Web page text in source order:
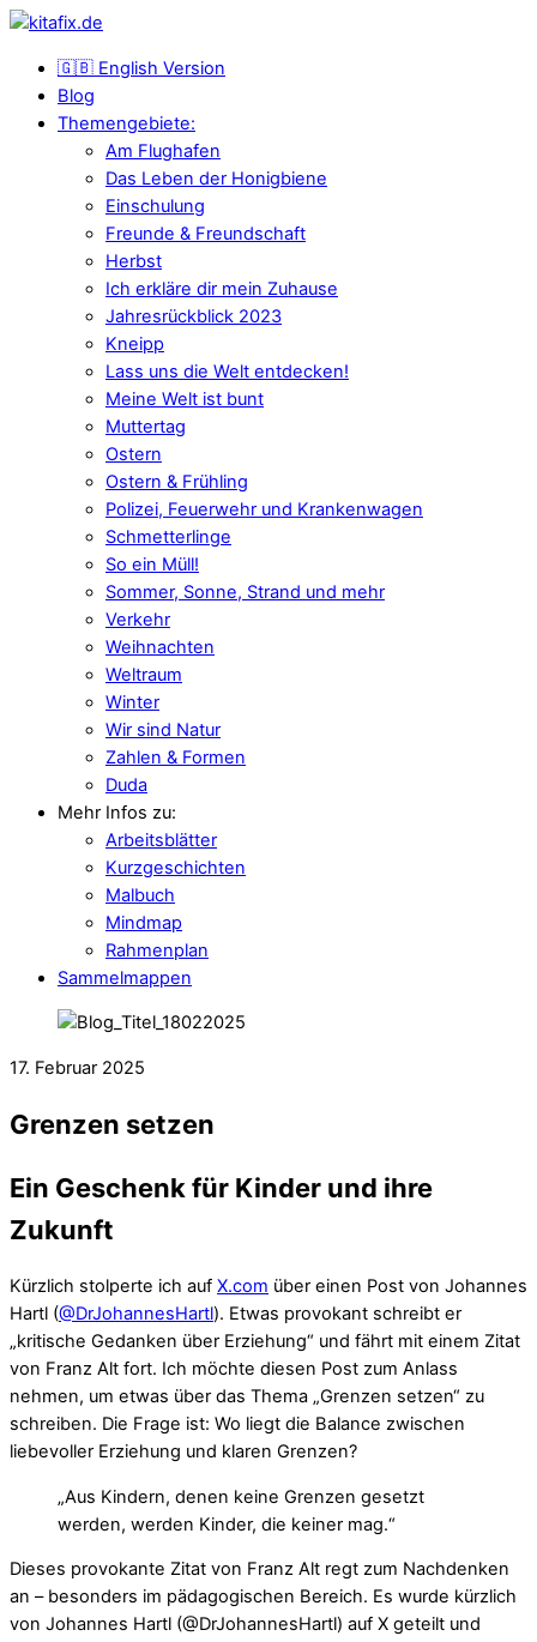
🇬🇧 English Version
Blog
Themengebiete:
Am Flughafen
Das Leben der Honigbiene
Einschulung
Freunde & Freundschaft
Herbst
Ich erkläre dir mein Zuhause
Jahresrückblick 2023
Kneipp
Lass uns die Welt entdecken!
Meine Welt ist bunt
Muttertag
Ostern
Ostern & Frühling
Polizei, Feuerwehr und Krankenwagen
Schmetterlinge
So ein Müll!
Sommer, Sonne, Strand und mehr
Verkehr
Weihnachten
Weltraum
Winter
Wir sind Natur
Zahlen & Formen
Duda
Mehr Infos zu:
Arbeitsblätter
Kurzgeschichten
Malbuch
Mindmap
Rahmenplan
Sammelmappen
17. Februar 2025
Grenzen setzen
Ein Geschenk für Kinder und ihre
Zukunft
Kürzlich stolperte ich auf X.com über einen Post von Johannes
Hartl (@DrJohannesHartl). Etwas provokant schreibt er
„kritische Gedanken über Erziehung“ und fährt mit einem Zitat
von Franz Alt fort. Ich möchte diesen Post zum Anlass
nehmen, um etwas über das Thema „Grenzen setzen“ zu
schreiben. Die Frage ist: Wo liegt die Balance zwischen
liebevoller Erziehung und klaren Grenzen?
„Aus Kindern, denen keine Grenzen gesetzt
werden, werden Kinder, die keiner mag.“
Dieses provokante Zitat von Franz Alt regt zum Nachdenken
an – besonders im pädagogischen Bereich. Es wurde kürzlich
von Johannes Hartl (@DrJohannesHartl) auf X geteilt und